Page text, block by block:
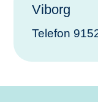
Viborg
Telefon